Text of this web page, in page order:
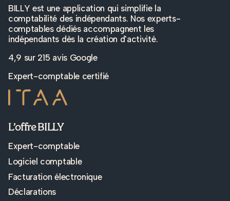
BILLY est une application qui simplifie la
comptabilité des indépendants. Nos experts-
comptables dédiés accompagnent les
indépendants dès la création d'activité.
4,9 sur 215 avis Google
Expert-comptable certifié
L’offre BILLY
Expert-comptable
Logiciel comptable
Facturation électronique
Déclarations